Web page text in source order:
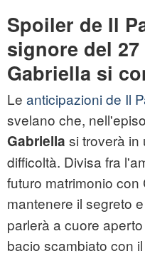
Spoiler de Il
signore del
Gabriella si
Le anticipazioni de Il
svelano che,
Gabriella si troverà in
difficoltà. Divisa fra
futuro matrimonio
mantenere il segreto
parlerà a cuore
bacio scambiato con